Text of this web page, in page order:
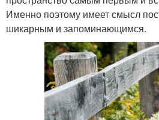
Именно поэтому имеет смысл
шикарным и запоминающимся.